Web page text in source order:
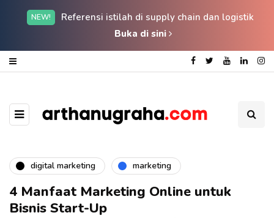
NEW!
Referensi istilah di supply chain dan logistik
Buka di sini
digital marketing marketing
4 Manfaat Marketing Online untuk
Bisnis Start-Up